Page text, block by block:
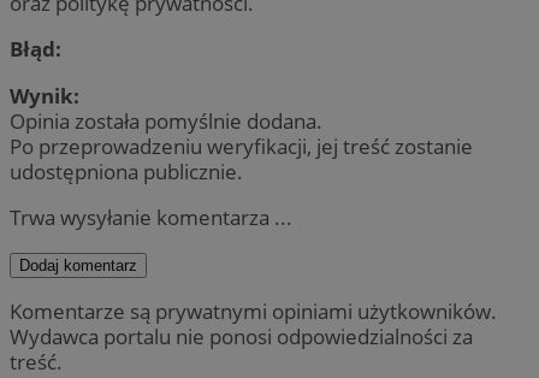
Błąd:
Wynik:
Opinia została pomyślnie dodana.
Po przeprowadzeniu weryfikacji, jej treść zostanie
udostępniona publicznie.
Trwa wysyłanie komentarza ...
Dodaj komentarz
Komentarze są prywatnymi opiniami użytkowników.
Wydawca portalu nie ponosi odpowiedzialności za
treść.